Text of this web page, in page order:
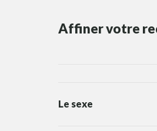
Affiner votre
Le sexe